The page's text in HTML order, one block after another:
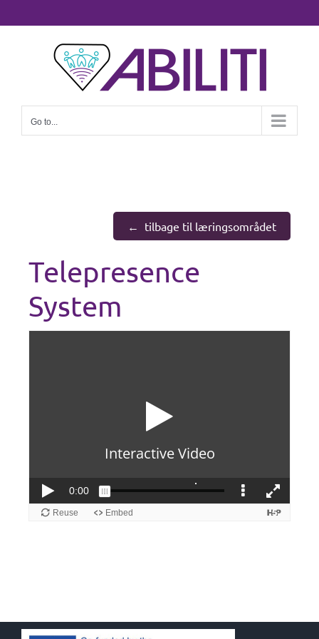
Go to...
tilbage til læringsområdet
Telepresence
System